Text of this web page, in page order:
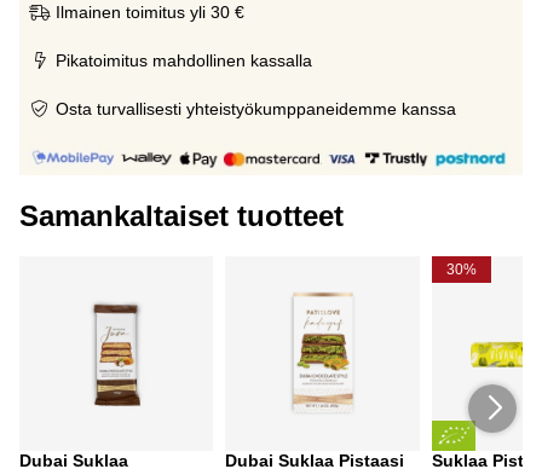
Ilmainen toimitus yli 30 €
Pikatoimitus mahdollinen kassalla
Osta turvallisesti yhteistyökumppaneidemme kanssa
Samankaltaiset tuotteet
Dubai Suklaa
Dubai Suklaa Pistaasi
30%
Suklaa